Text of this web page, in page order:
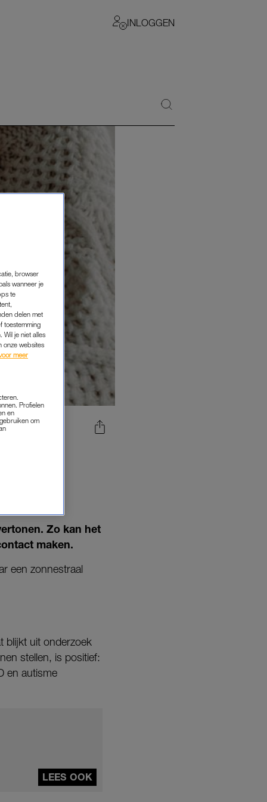
INLOGGEN
Zo kan het
maken.
een zonnestraal
blijkt uit onderzoek
stellen, is positief:
en autisme
LEES OOK
browser
wanneer je
te
delen met
toestemming
Wil je niet alles
onze websites
meer
Profielen
en
om